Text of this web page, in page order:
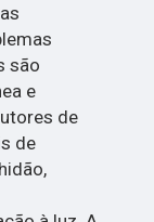
são
e
de
de